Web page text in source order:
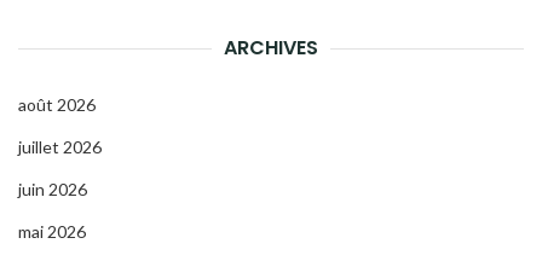
ARCHIVES
août 2026
juillet 2026
juin 2026
mai 2026